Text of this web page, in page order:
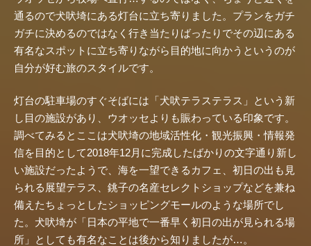
通るので犬吠埼にある灯台に立ち寄りました。プランをガチ
ガチに決めるのではなく行き当たりばったりでその辺にある
有名なスポットに立ち寄りながら目的地に向かうというのが
自分が好む旅のスタイルです。
灯台の駐車場のすぐそばには「犬吠テラステラス」という新
し目の施設があり、ウオッセよりも賑わっている印象です。
調べてみるとここは犬吠埼の地域活性化・観光振興・情報発
信を目的として2018年12月に完成したばかりの文字通り新し
い施設だったようで、海を一望できるカフェ、初日の出も見
られる展望テラス、銚子の名産セレクトショップなどを兼ね
備えたちょっとしたショッピングモールのような場所でし
た。犬吠埼が「日本の平地で一番早く初日の出が見られる場
所」としても有名なことは後から知りましたが…。